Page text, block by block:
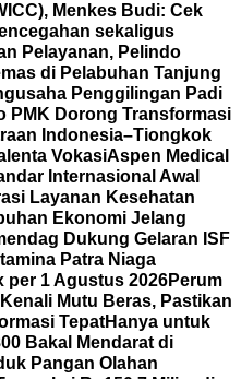
Menkes Budi: Cek
sekaligus
Pelayanan, Pelindo
di Pelabuhan Tanjung
Penggilingan Padi
PMK Dorong Transformasi
Indonesia–Tiongkok
VokasiAspen Medical
Internasional Awal
Layanan Kesehatan
Ekonomi Jelang
Dukung Gelaran ISF
Patra Niaga
per 1 Agustus 2026Perum
Mutu Beras, Pastikan
TepatHanya untuk
Bakal Mendarat di
Pangan Olahan